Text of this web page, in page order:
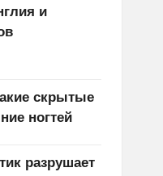
и
скрытые
ногтей
разрушает